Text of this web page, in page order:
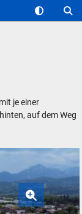
je einer
auf dem Weg